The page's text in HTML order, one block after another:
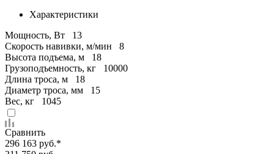
Характеристики
Мощность, Вт
13
Скорость навивки, м/мин
8
Высота подъема, м
18
Грузоподъемность, кг
10000
Длина троса, м
18
Диаметр троса, мм
15
Вес, кг
1045
Сравнить
296 163 руб.*